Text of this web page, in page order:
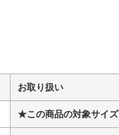
お取り扱い
★この商品の対象サイズ